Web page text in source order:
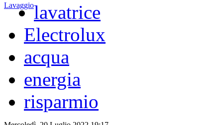
Lavaggiolavatrice
Electrolux
acqua
energia
risparmio